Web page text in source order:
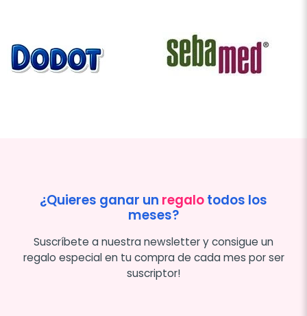
¿Quieres ganar un regalotodos los
meses?
Suscríbete a nuestra newsletter y consigue un
regalo especial en tu compra de cada mes por ser
suscriptor!